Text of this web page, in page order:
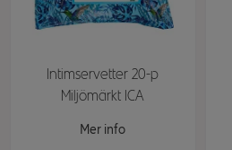
Intimservetter 20-p
Miljömärkt ICA
Mer info